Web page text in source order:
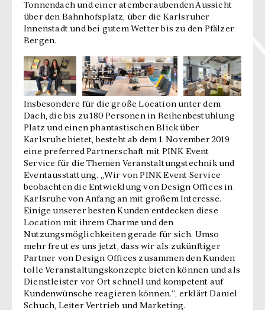
Tonnendach und einer atemberaubenden Aussicht
über den Bahnhofsplatz, über die Karlsruher
Innenstadt und bei gutem Wetter bis zu den Pfälzer
Bergen.
Insbesondere für die große Location unter dem
Dach, die bis zu 180 Personen in Reihenbestuhlung
Platz und einen phantastischen Blick über
Karlsruhe bietet, besteht ab dem 1. November 2019
eine preferred Partnerschaft mit PINK Event
Service für die Themen Veranstaltungstechnik und
Eventausstattung. „Wir von PINK Event Service
beobachten die Entwicklung von Design Offices in
Karlsruhe von Anfang an mit großem Interesse.
Einige unserer besten Kunden entdecken diese
Location mit ihrem Charme und den
Nutzungsmöglichkeiten gerade für sich. Umso
mehr freut es uns jetzt, dass wir als zukünftiger
Partner von Design Offices zusammen den Kunden
tolle Veranstaltungskonzepte bieten können und als
Dienstleister vor Ort schnell und kompetent auf
Kundenwünsche reagieren können.“, erklärt Daniel
Schuch, Leiter Vertrieb und Marketing.